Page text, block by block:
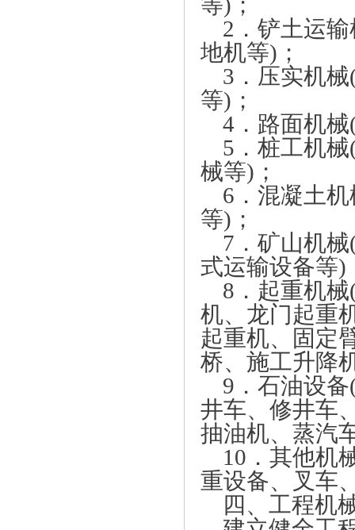
2．铲土运
地机等)；
3．压实机
等)；
4．路面机
5．桩工机
械等)；
6．混凝土
等)；
7．矿山机
式运输设备等)
8．起重机
机、龙门起重
起重机、固定
桥、施工升降
9．石油设
井车、修井车
抽油机、蒸汽
10．其他机
重设备、叉车
四、工程机